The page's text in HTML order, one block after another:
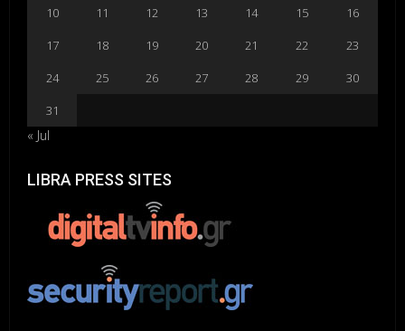
10
11 12 13 14 15
16
17
18 19 20 21 22
23
24
25 26 27 28 29
30
31
« Jul
LIBRA PRESS SITES